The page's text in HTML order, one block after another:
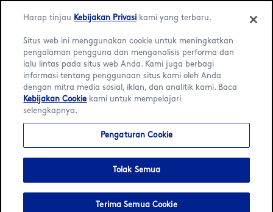
Language:English Bahasa Indonesia
Beranda / Pencari Lokasi / Bandung
2 Häagen-Dazs Kafe di
Bandung
Harap tinjau Kebijakan Privasi kami yang terbaru.
Situs web ini menggunakan cookie untuk meningkatkan
pengalaman pengguna dan menganalisis performa dan
lalu lintas pada situs web Anda. Kami juga berbagi
informasi tentang penggunaan situs kami oleh Anda
dengan mitra media sosial, iklan, dan analitik kami. Baca
Kebijakan Cookie kami untuk mempelajari
selengkapnya.
Pengaturan Cookie
Tolak Semua
Terima Semua Cookie